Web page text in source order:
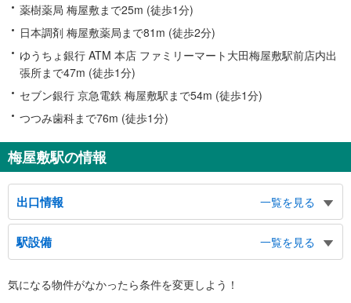
薬樹薬局 梅屋敷まで25m (徒歩1分)
日本調剤 梅屋敷薬局まで81m (徒歩2分)
ゆうちょ銀行 ATM 本店 ファミリーマート大田梅屋敷駅前店内出
張所まで47m (徒歩1分)
セブン銀行 京急電鉄 梅屋敷駅まで54m (徒歩1分)
つつみ歯科まで76m (徒歩1分)
梅屋敷駅の情報
出口情報
一覧を見る
出口
東邦大学（医学部）、東邦大学医療センター大森病院、大田区総合体育館
駅設備
一覧を見る
※段差なしでの移動経路
気になる物件がなかったら条件を変更しよう！